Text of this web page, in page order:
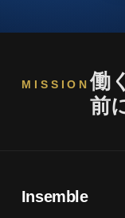
MISSION働
前
Insemble